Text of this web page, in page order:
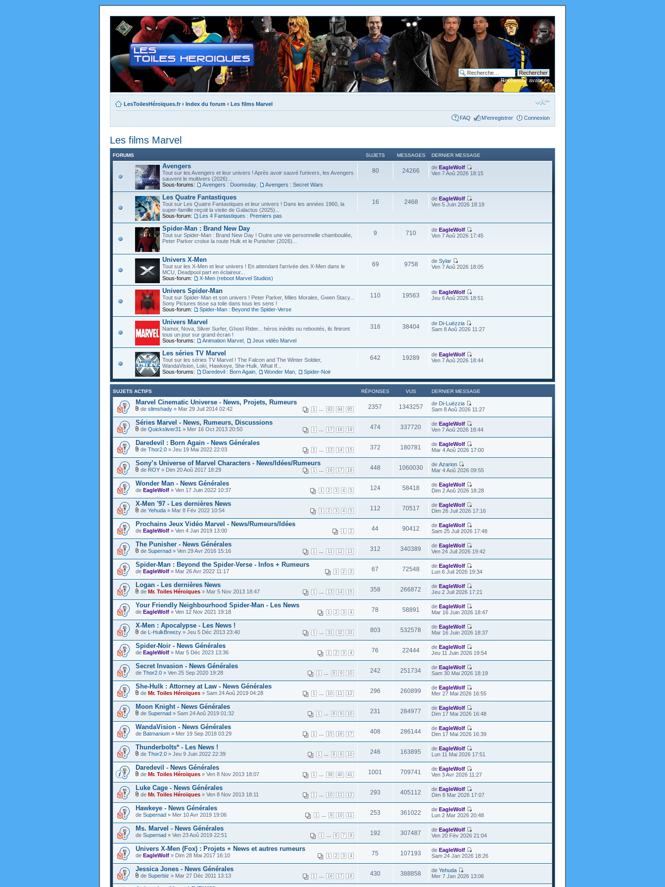
Recherche avancée
LesToilesHéroïques.fr ‹ Index du forum ‹ Les films Marvel
FAQ M’enregistrer Connexion
Les films Marvel
FORUMS SUJETS MESSAGES DERNIER MESSAGE
Avengers
Tout sur les Avengers et leur univers ! Après avoir sauvé l'univers, les Avengers
sauvent le multivers (2026)...
Sous-forums:
Avengers : Doomsday Avengers : Secret Wars
80 24266 deEagleWolf
Ven 7 Aoû 2026 18:15
Les Quatre Fantastiques
Tout sur Les Quatre Fantastiques et leur univers ! Dans les années 1960, la
super-famille reçoit la visite de Galactus (2025)...
Sous-forum:
Les 4 Fantastiques : Premiers pas
16 2468 deEagleWolf
Ven 5 Juin 2026 18:19
Spider-Man : Brand New Day
Tout sur Spider-Man : Brand New Day ! Outre une vie personnelle chamboulée,
Peter Parker croise la route Hulk et le Punisher (2026)...
9 710 deEagleWolf
Ven 7 Aoû 2026 17:45
Univers X-Men
Tout sur les X-Men et leur univers ! En attendant l'arrivée des X-Men dans le
MCU, Deadpool part en éclaireur...
Sous-forum:
X-Men (reboot Marvel Studios)
69 9758 deSylar
Ven 7 Aoû 2026 18:05
Univers Spider-Man
Tout sur Spider-Man et son univers ! Peter Parker, Miles Morales, Gwen Stacy...
Sony Pictures tisse sa toile dans tous les sens !
Sous-forum:
Spider-Man : Beyond the Spider-Verse
110 19563 deEagleWolf
Jeu 6 Aoû 2026 18:51
Univers Marvel
Namor, Nova, Silver Surfer, Ghost Rider... héros inédits ou rebootés, ils finiront
tous un jour sur grand écran !
Sous-forums:
Animation Marvel Jeux vidéo Marvel
316 38404 de Di-Luëzzia
Sam 8 Aoû 2026 11:27
Les séries TV Marvel
Tout sur les séries TV Marvel ! The Falcon and The Winter Soldier,
WandaVision, Loki, Hawkeye, She-Hulk, What If...
Sous-forums:
Daredevil : Born Again Wonder Man Spider-Noir
642 19289 deEagleWolf
Ven 7 Aoû 2026 18:44
SUJETS ACTIFS RÉPONSES VUS DERNIER MESSAGE
Marvel Cinematic Universe - News, Projets, Rumeurs
1 93 94 95
de slimshady » Mar 29 Juil 2014 02:42 2357 1343257 de Di-Luëzzia
Sam 8 Aoû 2026 11:27
Séries Marvel - News, Rumeurs, Discussions
1 17 18 19
de Quicksliver31 » Mer 16 Oct 2013 20:50 474 337720 de EagleWolf
Ven 7 Aoû 2026 18:44
Daredevil : Born Again - News Générales
1 13 14 15
de Thor2.0 » Jeu 19 Mai 2022 22:03 372 180781 de EagleWolf
Mar 4 Aoû 2026 17:00
Sony’s Universe of Marvel Characters - News/Idées/Rumeurs
1 16 17 18
de ROY » Dim 20 Aoû 2017 18:29 448 1060030 de Azarion
Mar 4 Aoû 2026 09:55
Wonder Man - News Générales
1 2 3 4 5
de EagleWolf » Ven 17 Juin 2022 10:37 124 58418 de EagleWolf
Dim 2 Aoû 2026 18:28
X-Men '97 - Les dernières News
1 2 3 4 5
de Yehuda » Mar 8 Fév 2022 10:54 112 70517 de EagleWolf
Dim 26 Juil 2026 17:16
Prochains Jeux Vidéo Marvel - News/Rumeurs/Idées
1 2
de EagleWolf » Ven 4 Jan 2019 13:00 44 90412 de EagleWolf
Sam 25 Juil 2026 17:48
The Punisher - News Générales
1 11 12 13
de Supernad » Ven 29 Avr 2016 15:16 312 340389 de EagleWolf
Ven 24 Juil 2026 19:42
Spider-Man : Beyond the Spider-Verse - Infos + Rumeurs
1 2 3
de EagleWolf » Mar 26 Avr 2022 11:17 67 72548 de EagleWolf
Lun 6 Juil 2026 19:34
Logan - Les dernières News
1 13 14 15
de Mr. Toiles Héroïques » Mar 5 Nov 2013 18:47 358 266872 de EagleWolf
Jeu 2 Juil 2026 17:21
Your Friendly Neighbourhood Spider-Man - Les News
1 2 3 4
de EagleWolf » Ven 12 Nov 2021 19:18 78 58891 de EagleWolf
Mar 16 Juin 2026 18:47
X-Men : Apocalypse - Les News !
1 31 32 33
de L-HulkBreezy » Jeu 5 Déc 2013 23:40 803 532578 de EagleWolf
Mar 16 Juin 2026 18:37
Spider-Noir - News Générales
1 2 3 4
de EagleWolf » Mar 5 Déc 2023 13:36 76 22444 de EagleWolf
Jeu 11 Juin 2026 19:54
Secret Invasion - News Générales
1 8 9 10
de Thor2.0 » Ven 25 Sep 2020 19:28 242 251734 de EagleWolf
Sam 30 Mai 2026 18:19
She-Hulk : Attorney at Law - News Générales
1 10 11 12
de Mr. Toiles Héroïques » Sam 24 Aoû 2019 04:28 296 260899 de EagleWolf
Mer 27 Mai 2026 16:55
Moon Knight - News Générales
1 8 9 10
de Supernad » Sam 24 Aoû 2019 01:32 231 284977 de EagleWolf
Dim 17 Mai 2026 16:48
WandaVision - News Générales
1 15 16 17
de Batmanium » Mer 19 Sep 2018 03:29 408 286144 de EagleWolf
Dim 17 Mai 2026 16:39
Thunderbolts* - Les News !
1 8 9 10
de Thor2.0 » Jeu 9 Juin 2022 22:39 246 163895 de EagleWolf
Lun 11 Mai 2026 17:51
Daredevil - News Générales
1 39 40 41
de Mr. Toiles Héroïques » Ven 8 Nov 2013 18:07 1001 709741 de EagleWolf
Ven 3 Avr 2026 11:27
Luke Cage - News Générales
1 10 11 12
de Mr. Toiles Héroïques » Ven 8 Nov 2013 18:11 293 405112 de EagleWolf
Dim 8 Mar 2026 17:07
Hawkeye - News Générales
1 9 10 11
de Supernad » Mer 10 Avr 2019 19:06 253 361022 de EagleWolf
Lun 2 Mar 2026 20:48
Ms. Marvel - News Générales
1 6 7 8
de Supernad » Ven 23 Aoû 2019 22:51 192 307487 de EagleWolf
Ven 20 Fév 2026 21:04
Univers X-Men (Fox) : Projets + News et autres rumeurs
1 2 3 4
de EagleWolf » Dim 28 Mai 2017 16:10 75 107193 de EagleWolf
Sam 24 Jan 2026 18:26
Jessica Jones - News Générales
1 16 17 18
de Superbiz » Mar 27 Déc 2011 13:13 430 388858 de Yehuda
Mer 7 Jan 2026 13:06